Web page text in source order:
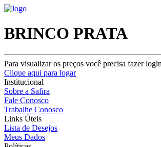
BRINCO PRATA
Para visualizar os preços você precisa fazer
Clique aqui para logar
Institucional
Sobre a Safira
Fale Conosco
Trabalhe Conosco
Links Úteis
Lista de Desejos
Meus Dados